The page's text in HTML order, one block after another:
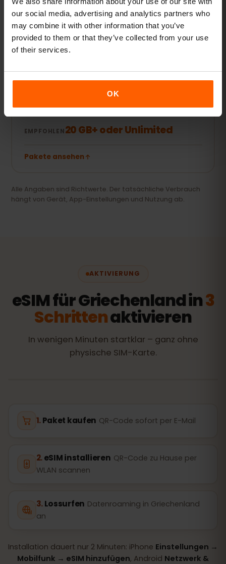
our social media, advertising and analytics partners who
may combine it with other information that you’ve
provided to them or that they’ve collected from your use
of their services.
OK
EMPFOHLEN5–10 GB / Monat
Pakete ansehen
Videos, Videocalls und Laptop oder Tablet
mitversorgen.
EMPFOHLEN20 GB+ oder Unlimited
Pakete ansehen
Alle Angaben sind Richtwerte. Der tatsächliche Verbrauch
hängt von Gerät, App-Einstellungen und Nutzung ab.
AKTIVIERUNG
eSIM für Griechenland in3
Schrittenaktivieren
In wenigen Minuten startklar – ganz ohne
physische SIM-Karte.
Paket kaufen QR-Code sofort per E-Mail
eSIM installieren QR-Code zu Hause per
WLAN scannen
Lossurfen Datenroaming in Griechenland
an
Installation dauert nur 2 Minuten: iPhone Einstellungen →
Mobilfunk → eSIM hinzufügen, Android Netzwerk &